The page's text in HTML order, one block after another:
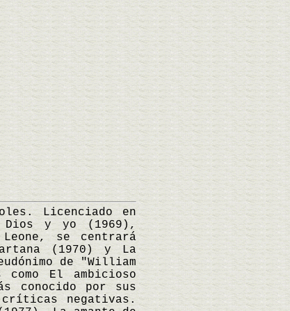
Licenciado en
y yo (1969),
se centrará
(1970) y La
de "William
El ambicioso
conocido por sus
negativas.